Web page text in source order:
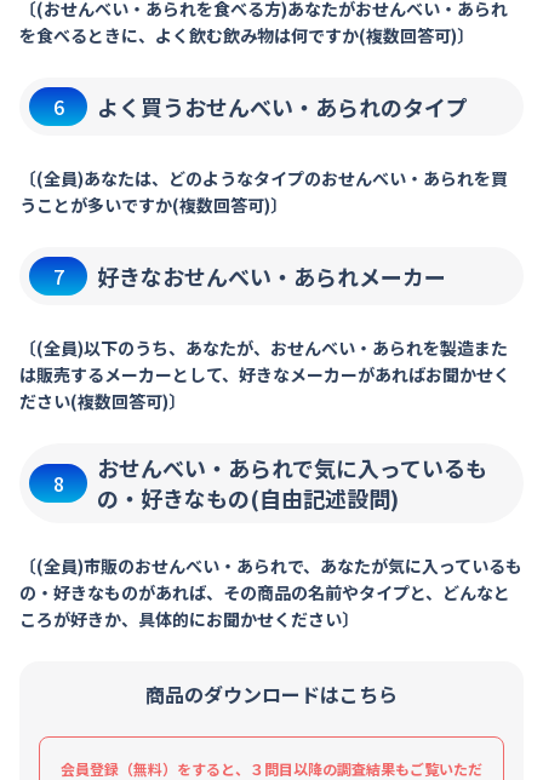
〔(おせんべい・あられを食べる方)あなたがおせんべい・あられ
を食べるときに、よく飲む飲み物は何ですか(複数回答可)〕
6 よく買うおせんべい・あられのタイプ
〔(全員)あなたは、どのようなタイプのおせんべい・あられを買
うことが多いですか(複数回答可)〕
7 好きなおせんべい・あられメーカー
〔(全員)以下のうち、あなたが、おせんべい・あられを製造また
は販売するメーカーとして、好きなメーカーがあればお聞かせく
ださい(複数回答可)〕
8
おせんべい・あられで気に入っているも
の・好きなもの(自由記述設問)
〔(全員)市販のおせんべい・あられで、あなたが気に入っているも
の・好きなものがあれば、その商品の名前やタイプと、どんなと
ころが好きか、具体的にお聞かせください〕
商品のダウンロードはこちら
会員登録（無料）をすると、３問目以降の調査結果もご覧いただ